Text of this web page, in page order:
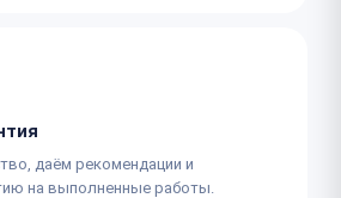
даём рекомендации и
на выполненные работы.